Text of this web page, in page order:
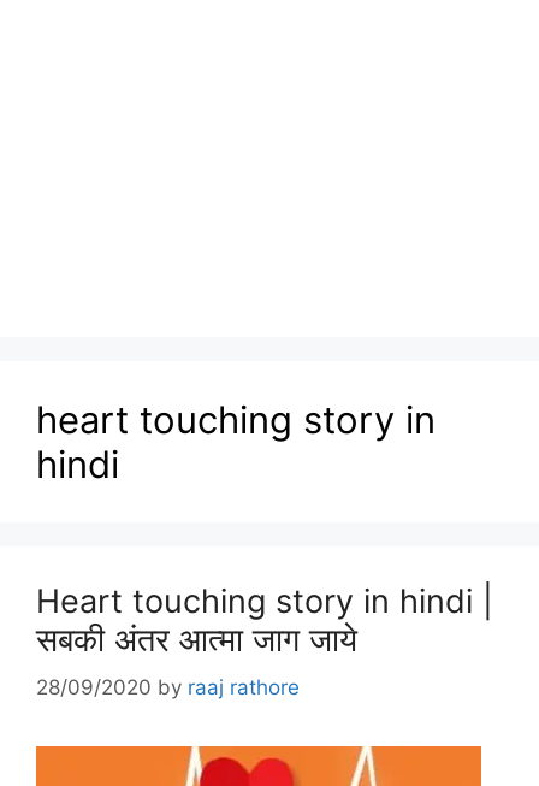
heart touching story in
hindi
Heart touching story in hindi |
सबकी अंतर आत्मा जाग जाये
28/09/2020 by raaj rathore